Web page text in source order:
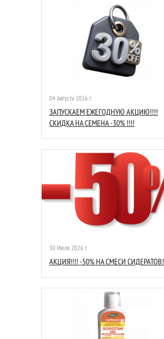
04 Августа 2026 г.
ЗАПУСКАЕМ ЕЖЕГОДНУЮ АКЦИЮ!!!!
СКИДКА НА СЕМЕНА -30% !!!!
30 Июля 2026 г.
АКЦИЯ!!!! -50% НА СМЕСИ